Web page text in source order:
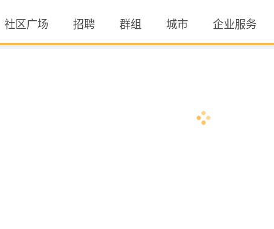
社区广场 招聘 群组 城市 企业服务